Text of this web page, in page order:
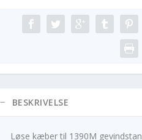
BESKRIVELSE
Løse kæber til 1390M